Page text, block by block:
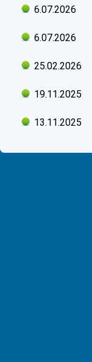
6.07.2026
6.07.2026
25.02.2026
19.11.2025
13.11.2025